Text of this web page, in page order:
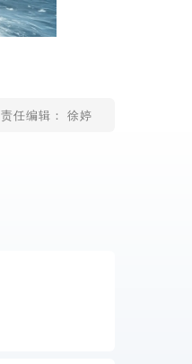
责任编辑： 徐婷